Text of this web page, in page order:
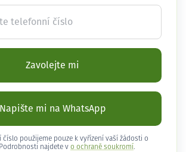
telefonní číslo
Zavolejte mi
Napište mi na WhatsApp
číslo použijeme pouze k vyřízení vaší žádosti o
najdete v o ochraně soukromí .